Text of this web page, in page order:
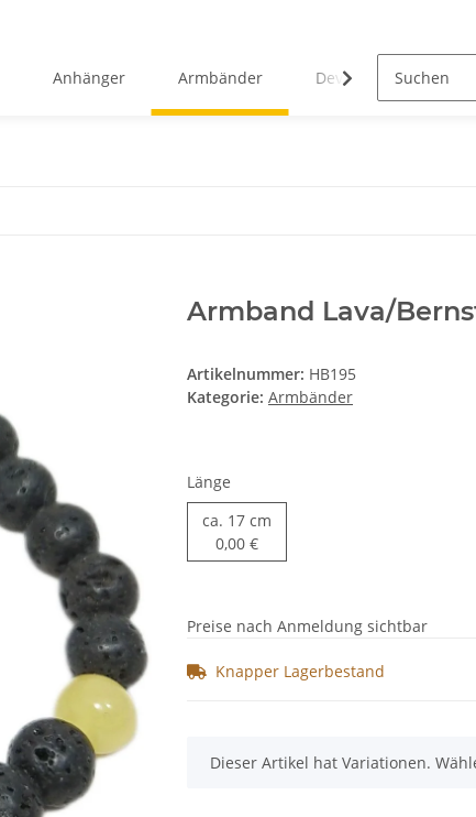
Anhänger Armbänder Devotionalien
Armband Lava/
Artikelnummer: HB195
Kategorie: Armbänder
Länge
ca. 17 cmca. 17 cm
0,00 €
Preise nach Anmeldung sichtbar
Knapper Lagerbestand
x
Dieser Artikel hat Variationen.